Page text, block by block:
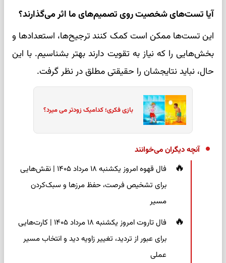
آیا تست‌های شخصیت روی تصمیم‌های ما اثر می‌گذارند؟
این تست‌ها ممکن است کمک کنند ترجیح‌ها، استعدادها و
بخش‌هایی را که نیاز به تقویت دارند بهتر بشناسیم. با این
حال، نباید نتایجشان را حقیقتی مطلق در نظر گرفت.
بازی فکری؛ کدامیک زودتر می میرد؟
آنچه دیگران می‌خوانند
فال قهوه امروز یکشنبه ۱۸ مرداد ۱۴۰۵ | نقش‌هایی
برای تشخیص فرصت، حفظ مرزها و سبک‌کردن
مسیر
فال تاروت امروز یکشنبه ۱۸ مرداد ۱۴۰۵ | کارت‌هایی
برای عبور از تردید، تغییر زاویه دید و انتخاب مسیر
عملی